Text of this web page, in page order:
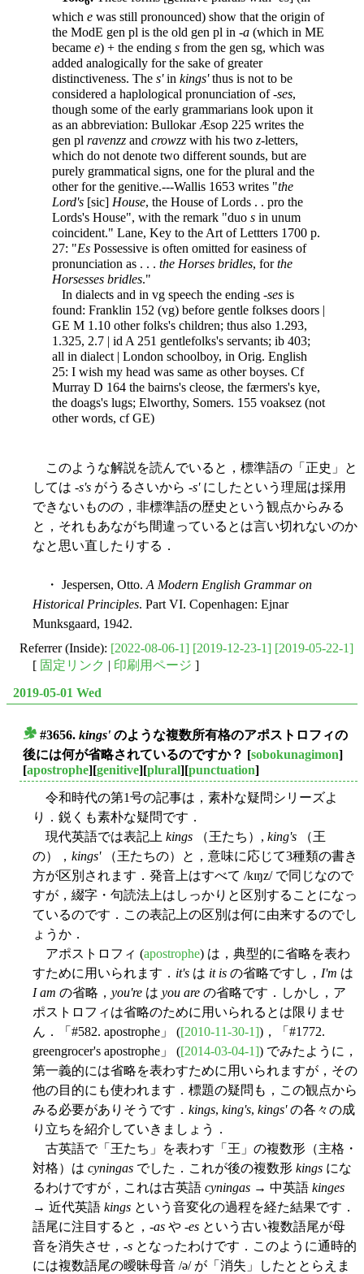
which e was still pronounced) show that the origin of
the ModE gen pl is the old gen pl in -a (which in ME
became e) + the ending s from the gen sg, which was
added analogically for the sake of greater
distinctiveness. The s'in kings'thus is not to be
considered a haplological pronunciation of -ses,
though some of the early grammarians look upon it
as an abbreviation: Bullokar Æsop 225 writes the
gen pl ravenzz and crowzz with his two z-letters,
which do not denote two different sounds, but are
purely grammatical signs, one for the plural and the
other for the genitive.---Wallis 1653 writes "the
Lord's [sic] House, the House of Lords . . pro the
Lords's House", with the remark "duo s in unum
coincident." Lane, Key to the Art of Lettters 1700 p.
27: "Es Possessive is often omitted for easiness of
pronunciation as . . . the Horses bridles, forthe
Horsesses bridles."
In dialects and in vg speech the ending -ses is
found: Franklin 152 (vg) before gentle folkses doors |
GE M 1.10 other folks's children; thus also 1.293,
1.325, 2.7 | id A 251 gentlefolks's servants; ib 403;
all in dialect | London schoolboy, in Orig. English
25: I wish my head was same as other boyses. Cf
Murray D 164 the bairns's cleose, the færmers's kye,
the doags's lugs; Elworthy, Somers. 155 voaksez (not
other words, cf GE)
このような解説を読んでいると，標準語の「正史」と
しては -s's がうるさいから -s'にしたという理屈は採用
できないものの，非標準語の歴史という観点からみる
と，それもあながち間違っているとは言い切れないのか
なと思い直したりする．
・ Jespersen, Otto. A Modern English Grammar on
Historical Principles. Part VI. Copenhagen: Ejnar
Munksgaard, 1942.
Referrer (Inside): [2022-08-06-1] [2019-12-23-1] [2019-05-22-1]
[ 固定リンク | 印刷用ページ ]
2019-05-01 Wed
#3656. kings' のような複数所有格のアポストロフィの
後には何が省略されているのですか？ [sobokunagimon]
[apostrophe][genitive][plural][punctuation]
令和時代の第1号の記事は，素朴な疑問シリーズよ
り．鋭くも素朴な疑問です．
現代英語では表記上 kings （王たち）, king's （王
の）， kings'（王たちの）と，意味に応じて3種類の書き
方が区別されます．発音上はすべて /kɪŋz/ で同じなので
すが，綴字・句読法上はしっかりと区別することになっ
ているのです．この表記上の区別は何に由来するのでし
ょうか．
アポストロフィ (apostrophe) は，典型的に省略を表わ
すために用いられます． it's は it is の省略ですし， I'm は
I am の省略， you're は you are の省略です．しかし，ア
ポストロフィは省略のために用いられるとは限りませ
ん．「#582. apostrophe」 ([2010-11-30-1])，「#1772.
greengrocer's apostrophe」 ([2014-03-04-1]) でみたように，
第一義的には省略を表わすために用いられますが，その
他の目的にも使われます．標題の疑問も，この観点から
みる必要がありそうです． kings, king's, kings'の各々の成
り立ちを紹介していきましょう．
古英語で「王たち」を表わす「王」の複数形（主格・
対格）は cyningas でした．これが後の複数形 kings にな
るわけですが，これは古英語 cyningas → 中英語 kinges
→ 近代英語 kings という音変化の過程を経た結果です．
語尾に注目すると，-as や -es という古い複数語尾が母
音を消失させ，-s となったわけです．このように通時的
には複数語尾の曖昧母音 /ə/ が「消失」したととらえま